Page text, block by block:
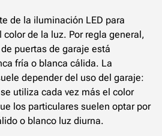
de la iluminación LED para
de la luz. Por regla general,
puertas de garaje está
fría o blanca cálida. La
depender del uso del garaje:
utiliza cada vez más el color
los particulares suelen optar por
o blanco luz diurna.